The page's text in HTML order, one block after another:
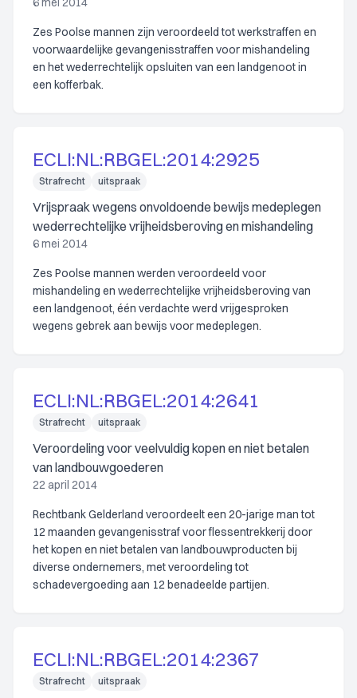
Zes Poolse mannen zijn veroordeeld tot werkstraffen en
voorwaardelijke gevangenisstraffen voor mishandeling
en het wederrechtelijk opsluiten van een landgenoot in
een kofferbak.
ECLI:NL:RBGEL:2014:2925
Strafrecht uitspraak
Vrijspraak wegens onvoldoende bewijs medeplegen
wederrechtelijke vrijheidsberoving en mishandeling
6 mei 2014
Zes Poolse mannen werden veroordeeld voor
mishandeling en wederrechtelijke vrijheidsberoving van
een landgenoot, één verdachte werd vrijgesproken
wegens gebrek aan bewijs voor medeplegen.
ECLI:NL:RBGEL:2014:2641
Strafrecht uitspraak
Veroordeling voor veelvuldig kopen en niet betalen
van landbouwgoederen
22 april 2014
Rechtbank Gelderland veroordeelt een 20-jarige man tot
12 maanden gevangenisstraf voor flessentrekkerij door
het kopen en niet betalen van landbouwproducten bij
diverse ondernemers, met veroordeling tot
schadevergoeding aan 12 benadeelde partijen.
ECLI:NL:RBGEL:2014:2367
Strafrecht uitspraak